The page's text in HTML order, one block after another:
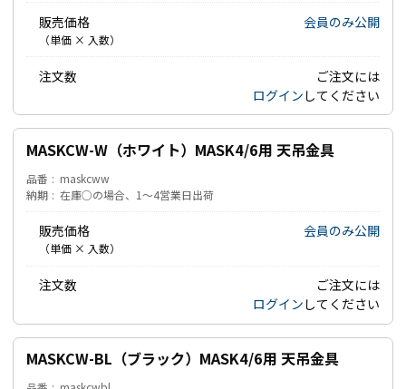
販売価格
（単価 × 入数）
会員のみ公開
注文数
ご注文には
ログイン してください
MASKCW-W（ホワイト）MASK4/6用 天吊金具
品番
maskcww
納期
在庫○の場合、1～4営業日出荷
販売価格
（単価 × 入数）
会員のみ公開
注文数
ご注文には
ログイン してください
MASKCW-BL（ブラック）MASK4/6用 天吊金具